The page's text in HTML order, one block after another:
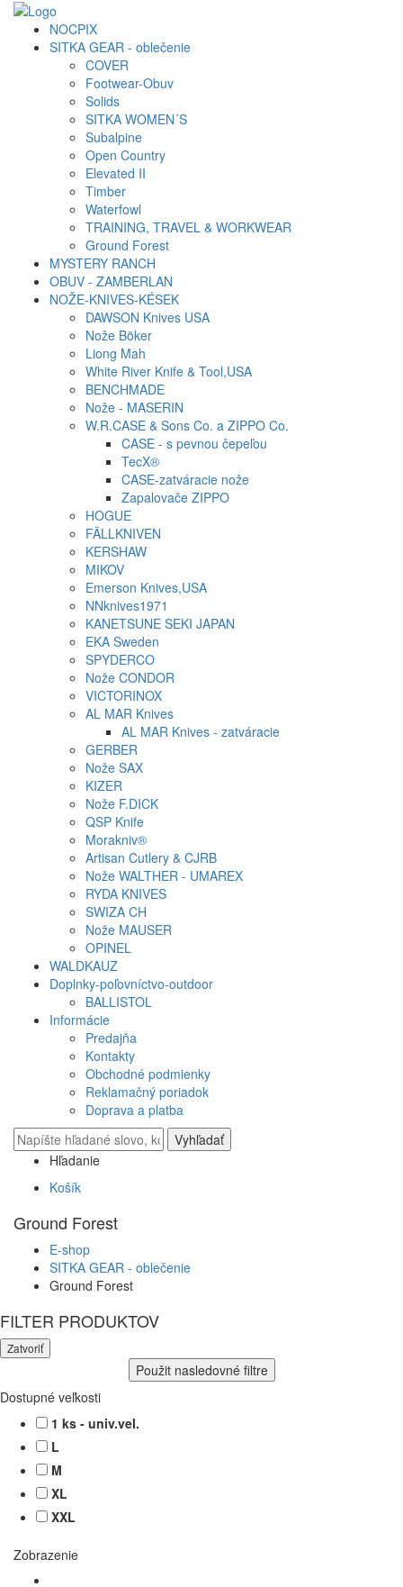
NOCPIX
SITKA GEAR - oblečenie
COVER
Footwear-Obuv
Solids
SITKA WOMEN´S
Subalpine
Open Country
Elevated II
Timber
Waterfowl
TRAINING, TRAVEL & WORKWEAR
Ground Forest
MYSTERY RANCH
OBUV - ZAMBERLAN
NOŽE-KNIVES-KÉSEK
DAWSON Knives USA
Nože Böker
Liong Mah
White River Knife & Tool,USA
BENCHMADE
Nože - MASERIN
W.R.CASE & Sons Co. a ZIPPO Co.
CASE - s pevnou čepeľou
TecX®
CASE-zatváracie nože
Zapalovače ZIPPO
HOGUE
FÄLLKNIVEN
KERSHAW
MIKOV
Emerson Knives,USA
NNknives1971
KANETSUNE SEKI JAPAN
EKA Sweden
SPYDERCO
Nože CONDOR
VICTORINOX
AL MAR Knives
AL MAR Knives - zatváracie
GERBER
Nože SAX
KIZER
Nože F.DICK
QSP Knife
Morakniv®
Artisan Cutlery & CJRB
Nože WALTHER - UMAREX
RYDA KNIVES
SWIZA CH
Nože MAUSER
OPINEL
WALDKAUZ
Doplnky-poľovníctvo-outdoor
BALLISTOL
Informácie
Predajňa
Kontakty
Obchodné podmienky
Reklamačný poriadok
Doprava a platba
Vyhľadať
Hľadanie
Košík
Ground Forest
E-shop
SITKA GEAR - oblečenie
Ground Forest
FILTER PRODUKTOV
Zatvoriť
Použit nasledovné filtre
Dostupné veľkosti
1 ks - univ.vel.
L
M
XL
XXL
Zobrazenie